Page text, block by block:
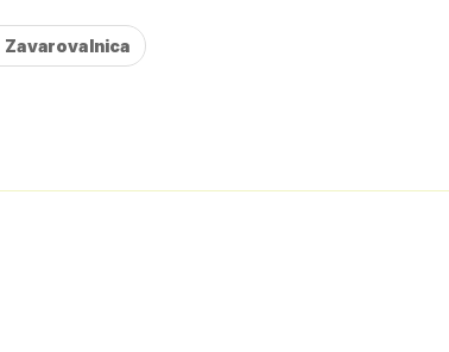
Zavarovalnica